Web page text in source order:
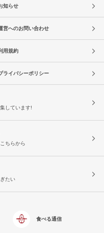
知らせ
営へのお問い合わせ
用規約
ライバシーポリシー
しています!
ちらから
たい
食べる通信